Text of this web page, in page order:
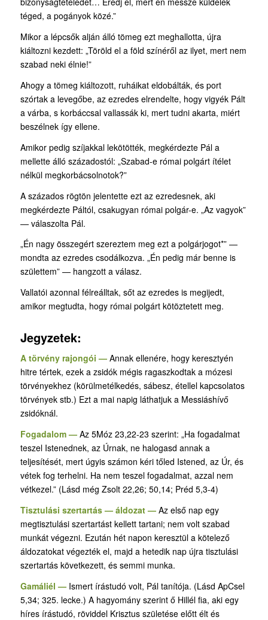
téged, a pogányok közé.”
Mikor a lépcsők alján álló tömeg ezt meghallotta, újra
kiáltozni kezdett: „Töröld el a föld színéről az ilyet, mert nem
szabad neki élnie!”
Ahogy a tömeg kiáltozott, ruháikat eldobálták, és port
szórtak a levegőbe, az ezredes elrendelte, hogy vigyék Pált
a várba, s korbáccsal vallassák ki, mert tudni akarta, miért
beszélnek így ellene.
Amikor pedig szíjakkal lekötötték, megkérdezte Pál a
mellette álló századostól: „Szabad-e római polgárt ítélet
nélkül megkorbácsolnotok?”
A százados rögtön jelentette ezt az ezredesnek, aki
megkérdezte Páltól, csakugyan római polgár-e. „Az vagyok”
— válaszolta Pál.
„Én nagy összegért szereztem meg ezt a polgárjogot*” —
mondta az ezredes csodálkozva. „Én pedig már benne is
születtem” — hangzott a válasz.
Vallatói azonnal félreálltak, sőt az ezredes is megijedt,
amikor megtudta, hogy római polgárt kötöztetett meg.
Jegyzetek:
A törvény rajongói — Annak ellenére, hogy keresztyén
hitre tértek, ezek a zsidók mégis ragaszkodtak a mózesi
törvényekhez (körülmetélkedés, sábesz, étellel kapcsolatos
törvények stb.) Ezt a mai napig láthatjuk a Messiáshívő
zsidóknál.
Fogadalom — Az 5Móz 23,22-23 szerint: „Ha fogadalmat
teszel Istenednek, az Úrnak, ne halogasd annak a
teljesítését, mert úgyis számon kéri tőled Istened, az Úr, és
vétek fog terhelni. Ha nem teszel fogadalmat, azzal nem
vétkezel.” (Lásd még Zsolt 22,26; 50,14; Préd 5,3-4)
Tisztulási szertartás — áldozat — Az első nap egy
megtisztulási szertartást kellett tartani; nem volt szabad
munkát végezni. Ezután hét napon keresztül a kötelező
áldozatokat végezték el, majd a hetedik nap újra tisztulási
szertartás következett, és semmi munka.
Gamáliél — Ismert írástudó volt, Pál tanítója. (Lásd ApCsel
5,34; 325. lecke.) A hagyomány szerint ő Hillél fia, aki egy
híres írástudó, röviddel Krisztus születése előtt élt és